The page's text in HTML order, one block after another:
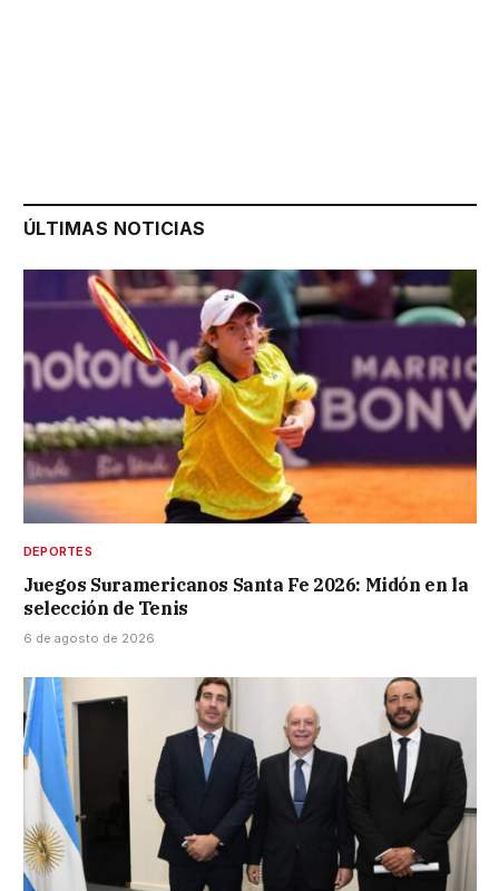
ÚLTIMAS NOTICIAS
DEPORTES
Juegos Suramericanos Santa Fe 2026: Midón en la
selección de Tenis
6 de agosto de 2026